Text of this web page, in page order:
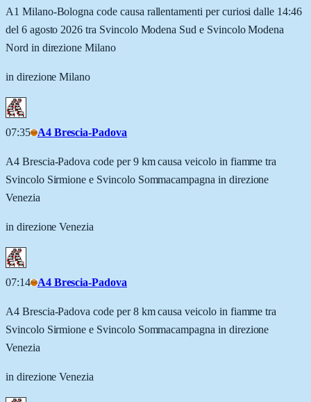
A1 Milano-Bologna code causa rallentamenti per curiosi dalle 14:46
del 6 agosto 2026 tra Svincolo Modena Sud e Svincolo Modena
Nord in direzione Milano
in direzione Milano
07:35 A4 Brescia-Padova
A4 Brescia-Padova code per 9 km causa veicolo in fiamme tra
Svincolo Sirmione e Svincolo Sommacampagna in direzione
Venezia
in direzione Venezia
07:14 A4 Brescia-Padova
A4 Brescia-Padova code per 8 km causa veicolo in fiamme tra
Svincolo Sirmione e Svincolo Sommacampagna in direzione
Venezia
in direzione Venezia